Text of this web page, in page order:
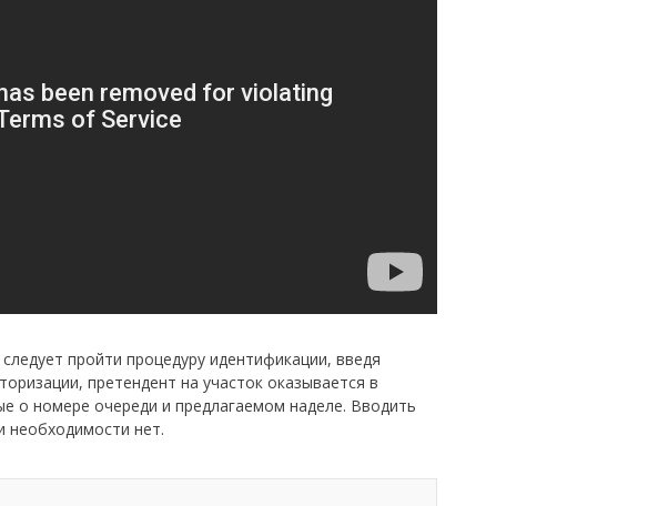
пройти процедуру идентификации, введя
претендент на участок оказывается в
о номере очереди и предлагаемом наделе. Вводить
необходимости нет.